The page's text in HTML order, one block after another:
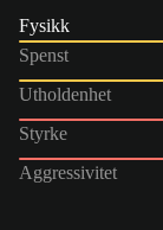
Fysikk
Spenst
Utholdenhet
Styrke
Aggressivitet